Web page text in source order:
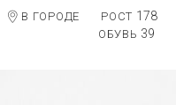
В ГОРОДЕ РОСТ 178
ОБУВЬ 39